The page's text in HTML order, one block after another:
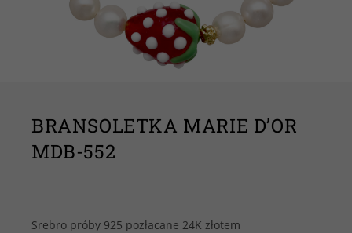
BRANSOLETKA MARIE D’OR
MDB-552
Srebro próby 925 pozłacane 24K złotem